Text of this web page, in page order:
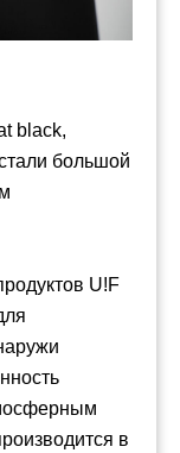
black,
большой
U!F
в